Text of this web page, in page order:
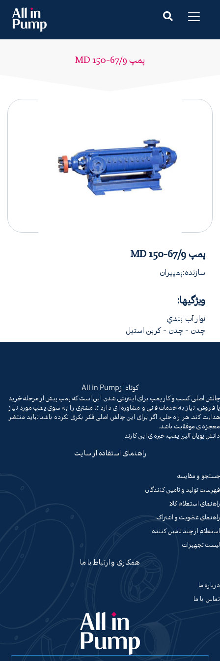
پمپ MD 150-67/9
پمپ MD 150-67/9
سازنده:پمپیران
ویژگیها:
نوار آب بندي
چدن - چدن - کربن استیل
کوتاه ازAll in Pump
چالش اصلی کسب و کار پمپ برای اینترنتی شدن این است که پمپ پیش از مرحله خرید
یا فروش، نیاز به خدمات فنی و مشاوره ای دارد تا مشتری را به سوی پمپ مورد نیاز
هدایت کند. هر راه حلی، اگر برای این چالش اصلی فکر بکری نکرده باشد نباید منتظر
معجزه ی موفقیت باشد.
دانش پویان آلین پمپ، خبره ی این کارند
راهنمای استفاده از سایت
جستجو و مقایسه
فهرست تولید و تامین کنندگان
راهنمای استعلام کالا
راهنمای عضویت و اشتراک
استعلام از چند تامین کننده
لیست تجهیزات
همکاری و ارتباط با ما
درباره ما
تماس با ما